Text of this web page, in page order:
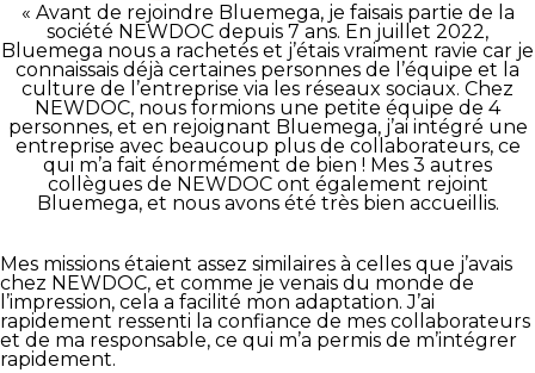
« Avant de rejoindre Bluemega, je faisais partie de la
société NEWDOC depuis 7 ans. En juillet 2022,
Bluemega nous a rachetés et j’étais vraiment ravie car je
connaissais déjà certaines personnes de l’équipe et la
culture de l’entreprise via les réseaux sociaux. Chez
NEWDOC, nous formions une petite équipe de 4
personnes, et en rejoignant Bluemega, j’ai intégré une
entreprise avec beaucoup plus de collaborateurs, ce
qui m’a fait énormément de bien ! Mes 3 autres
collègues de NEWDOC ont également rejoint
Bluemega, et nous avons été très bien accueillis.
Mes missions étaient assez similaires à celles que j’avais
chez NEWDOC, et comme je venais du monde de
l’impression, cela a facilité mon adaptation. J’ai
rapidement ressenti la confiance de mes collaborateurs
et de ma responsable, ce qui m’a permis de m’intégrer
rapidement.